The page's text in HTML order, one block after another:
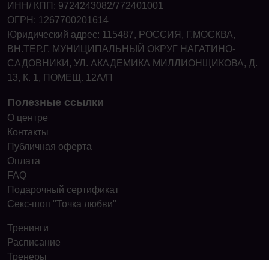
ИНН/ КПП: 9724243082/772401001
ОГРН: 1267700201614
Юридический адрес: 115487, РОССИЯ, Г.МОСКВА,
ВН.ТЕР.Г. МУНИЦИПАЛЬНЫЙ ОКРУГ НАГАТИНО-
САДОВНИКИ, УЛ. АКАДЕМИКА МИЛЛИОНЩИКОВА, Д.
13, К. 1, ПОМЕЩ. 12А/П
Полезные ссылки
О центре
Контакты
Публичная оферта
Оплата
FAQ
Подарочный сертификат
Секс-шоп "Точка любви"
Тренинги
Расписание
Тренеры